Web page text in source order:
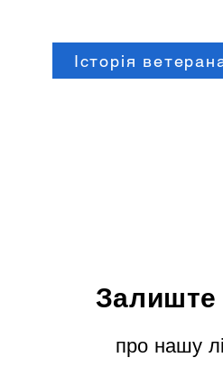
Історія
Залиште
про нашу